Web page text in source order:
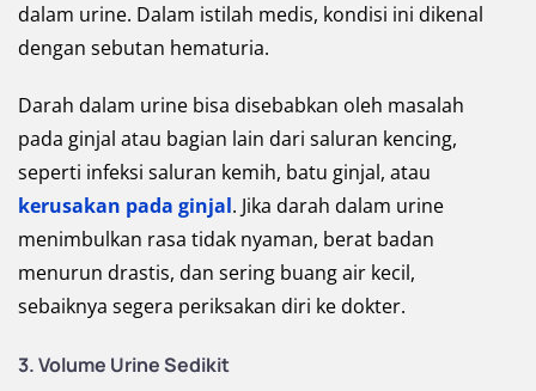
dalam urine. Dalam istilah medis, kondisi ini dikenal
dengan sebutan hematuria.
Darah dalam urine bisa disebabkan oleh masalah
pada ginjal atau bagian lain dari saluran kencing,
seperti infeksi saluran kemih, batu ginjal, atau
kerusakan pada ginjal. Jika darah dalam urine
menimbulkan rasa tidak nyaman, berat badan
menurun drastis, dan sering buang air kecil,
sebaiknya segera periksakan diri ke dokter.
3. Volume Urine Sedikit